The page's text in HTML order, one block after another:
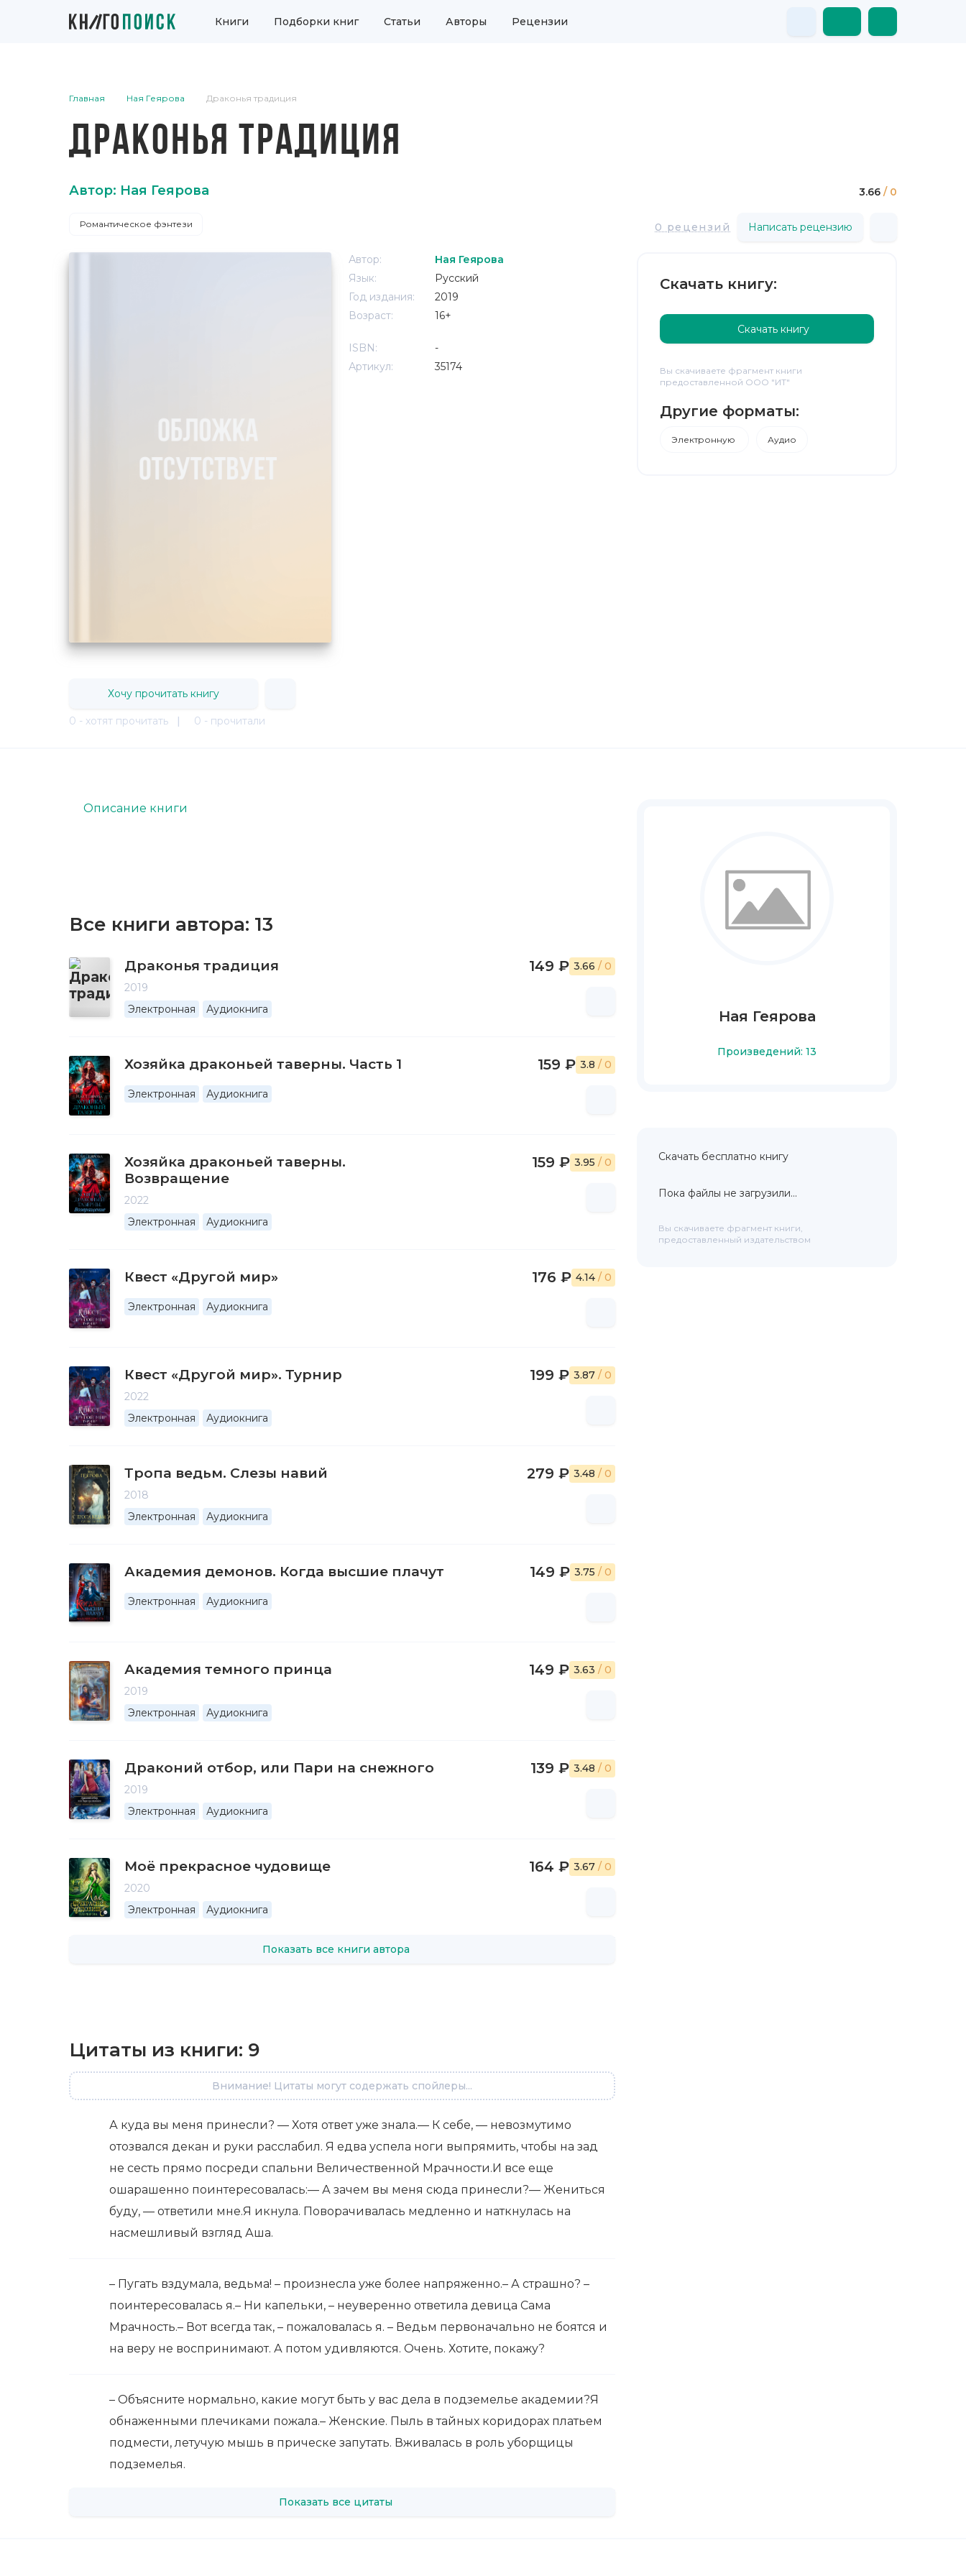
Книги Подборки книг Статьи Авторы Рецензии
Главная Ная Геярова Драконья традиция
ДРАКОНЬЯ ТРАДИЦИЯ
Автор: Ная Геярова 3.66 / 0
Романтическое фэнтези 0 рецензий Написать рецензию
Автор:
Ная Геярова
Язык:
Русский
Год издания:
2019
Возраст:
16+
ISBN:
-
Артикул:
35174
Скачать книгу:
Скачать книгу
Вы скачиваете фрагмент книги
предоставленной ООО "ИТ"
Другие форматы:
Электронную Аудио
Хочу прочитать книгу
0 - хотят прочитать | 0 - прочитали
Описание книги
Все книги автора: 13
Драконья традиция
2019
Электронная
Аудиокнига
149 ₽ 3.66 / 0
Хозяйка драконьей таверны. Часть 1
Электронная Аудиокнига
159 ₽ 3.8 / 0
Хозяйка драконьей таверны.
Возвращение
2022
Электронная
Аудиокнига
159 ₽ 3.95 / 0
Квест «Другой мир»
Электронная Аудиокнига
176 ₽ 4.14 / 0
Квест «Другой мир». Турнир
2022
Электронная
Аудиокнига
199 ₽ 3.87 / 0
Тропа ведьм. Слезы навий
2018
Электронная
Аудиокнига
279 ₽ 3.48 / 0
Академия демонов. Когда высшие плачут
Электронная Аудиокнига
149 ₽ 3.75 / 0
Академия темного принца
2019
Электронная
Аудиокнига
149 ₽ 3.63 / 0
Драконий отбор, или Пари на снежного
2019
Электронная
Аудиокнига
139 ₽ 3.48 / 0
Моё прекрасное чудовище
2020
Электронная
Аудиокнига
164 ₽ 3.67 / 0
Показать все книги автора
Цитаты из книги: 9
Внимание! Цитаты могут содержать спойлеры...
А куда вы меня принесли? — Хотя ответ уже знала.— К себе, — невозмутимо
отозвался декан и руки расслабил. Я едва успела ноги выпрямить, чтобы на зад
не сесть прямо посреди спальни Величественной Мрачности.И все еще
ошарашенно поинтересовалась:— А зачем вы меня сюда принесли?— Жениться
буду, — ответили мне.Я икнула. Поворачивалась медленно и наткнулась на
насмешливый взгляд Аша.
– Пугать вздумала, ведьма! – произнесла уже более напряженно.– А страшно? –
поинтересовалась я.– Ни капельки, – неуверенно ответила девица Сама
Мрачность.– Вот всегда так, – пожаловалась я. – Ведьм первоначально не боятся и
на веру не воспринимают. А потом удивляются. Очень. Хотите, покажу?
– Объясните нормально, какие могут быть у вас дела в подземелье академии?Я
обнаженными плечиками пожала.– Женские. Пыль в тайных коридорах платьем
подмести, летучую мышь в прическе запутать. Вживалась в роль уборщицы
подземелья.
Показать все цитаты
Ная Геярова
Произведений: 13
Скачать бесплатно книгу
Пока файлы не загрузили...
Вы скачиваете фрагмент книги,
предоставленный издательством